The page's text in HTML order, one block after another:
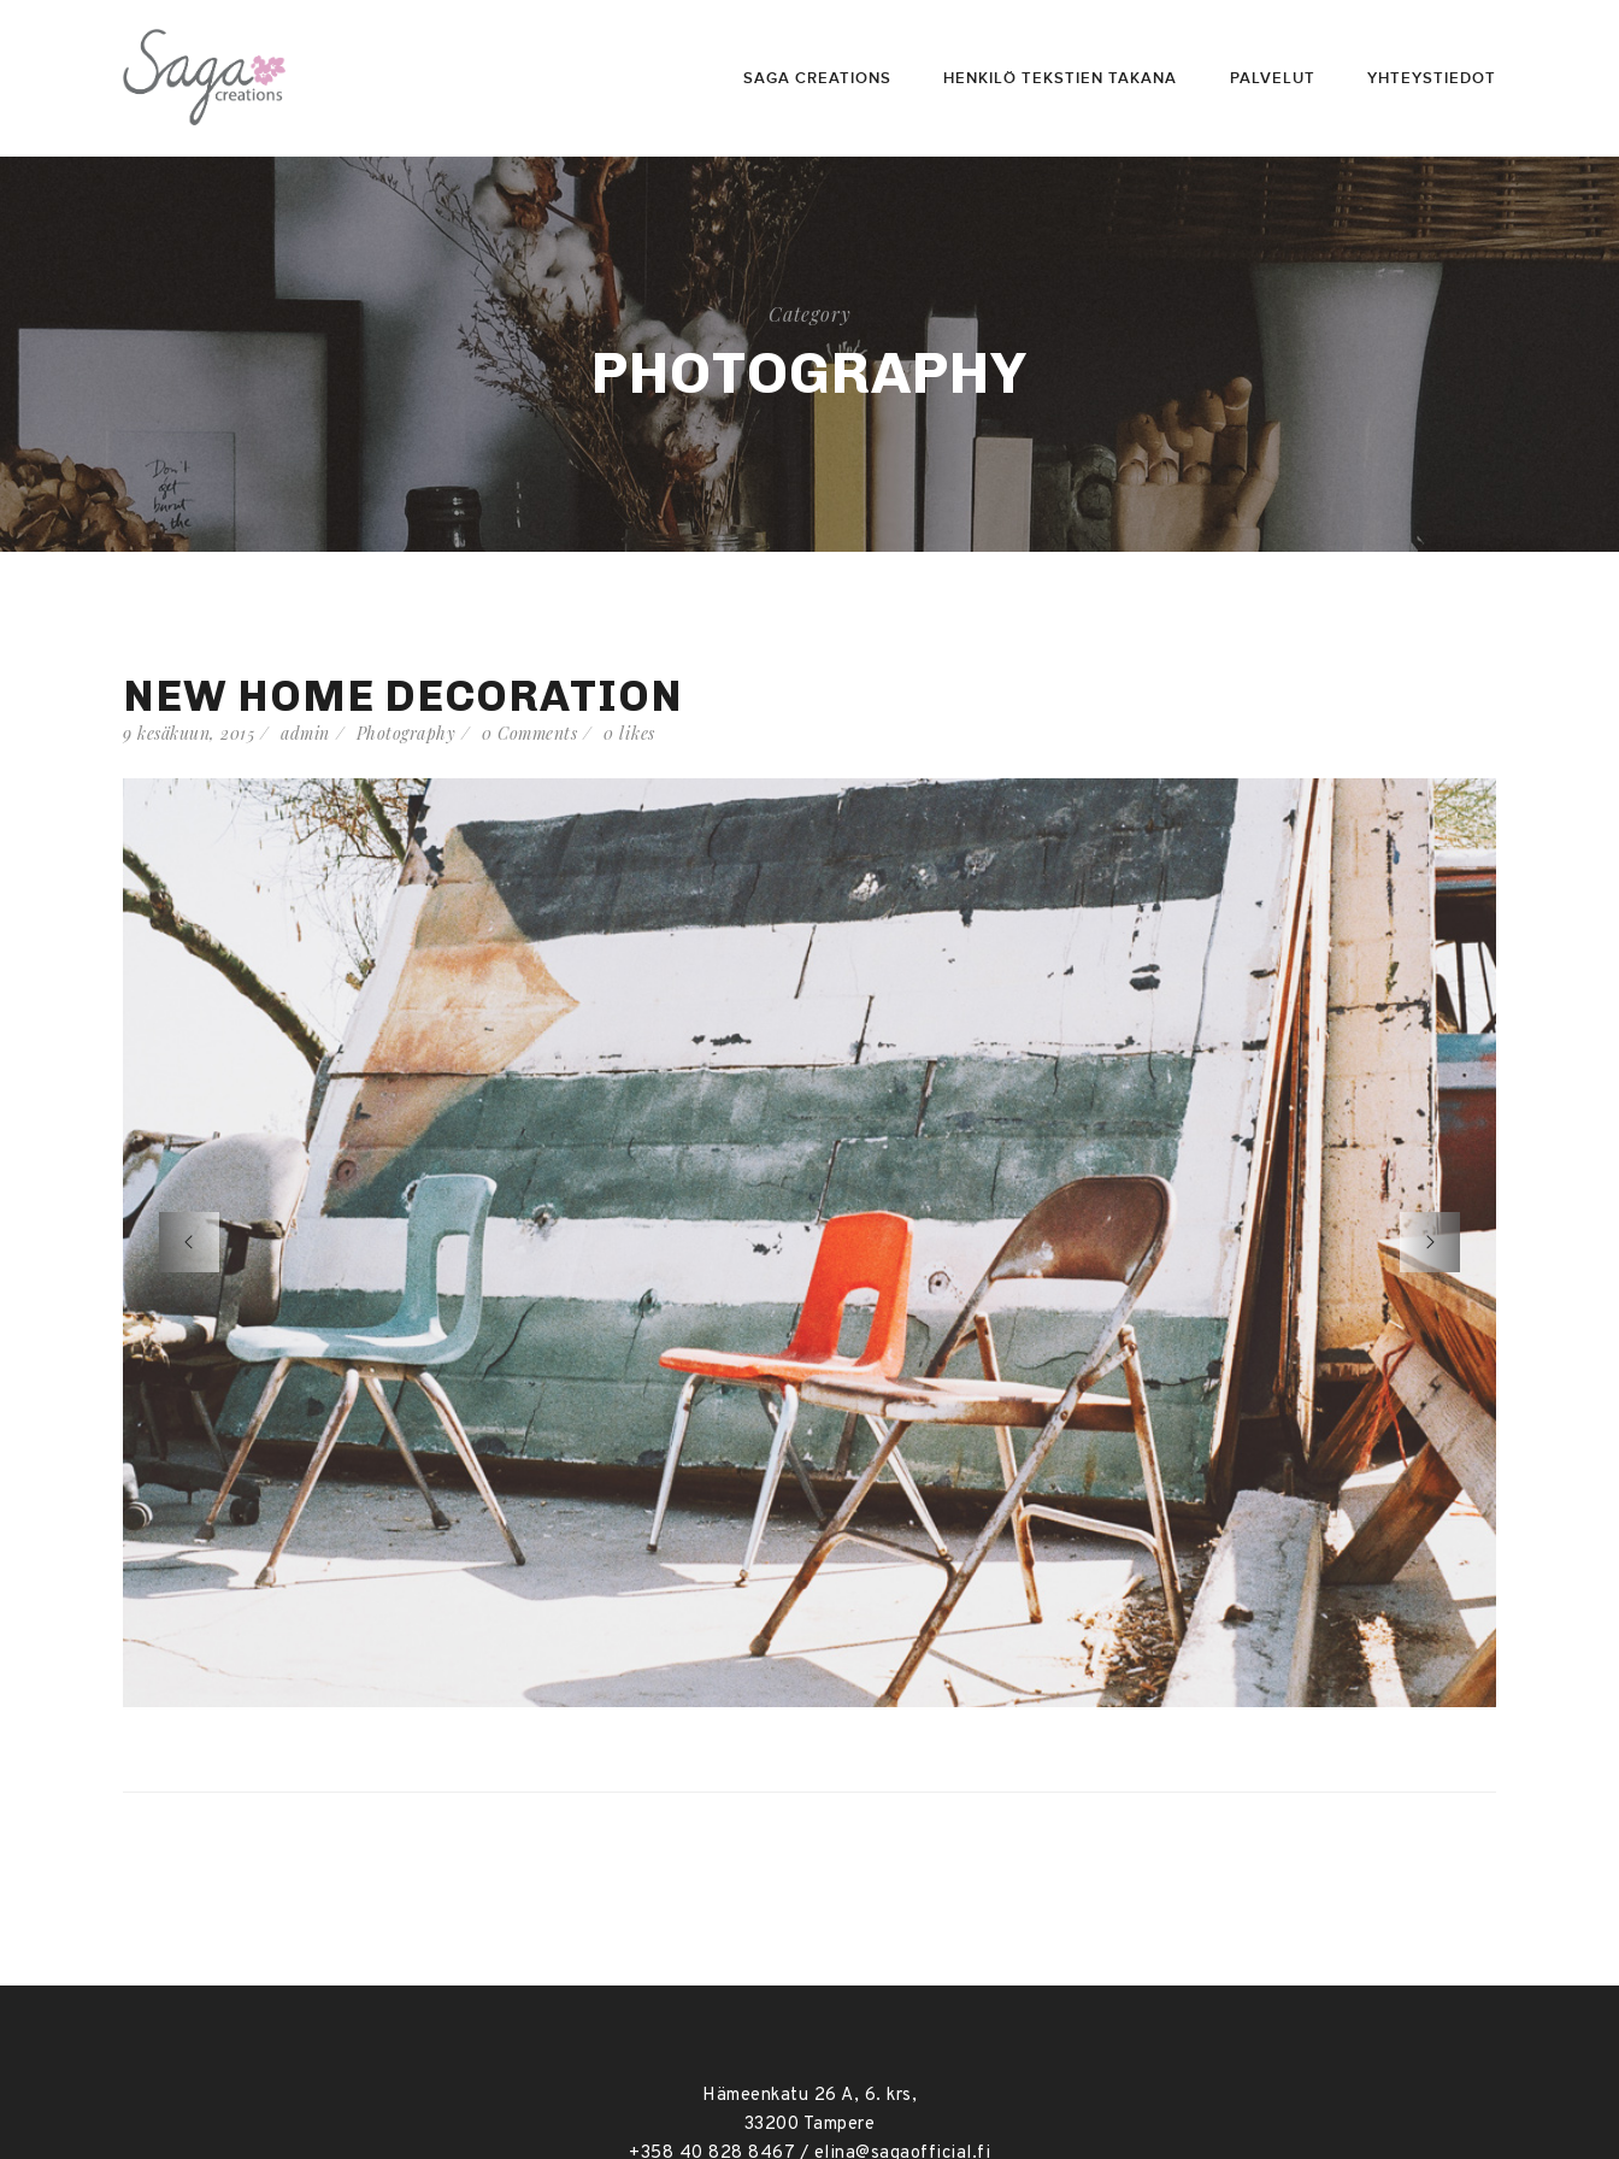
SAGA CREATIONS HENKILÖ TEKSTIEN TAKANA PALVELUT YHTEYSTIEDOT
Category
PHOTOGRAPHY
NEW HOME DECORATION
9 kesäkuun, 2015 admin Photography 0 Comments 0 likes
Hämeenkatu 26 A, 6. krs,
33200 Tampere
+358 40 828 8467 / elina@sagaofficial.fi